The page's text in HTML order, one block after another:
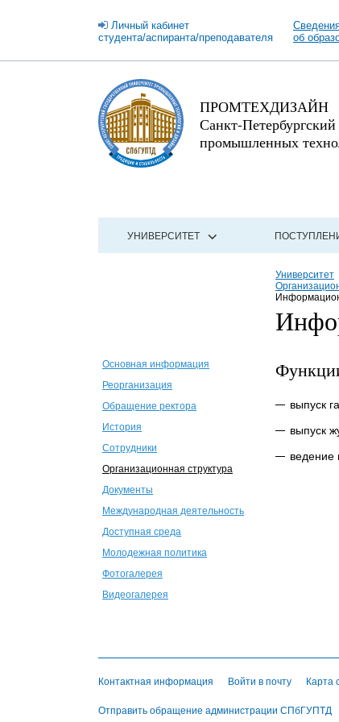
Личный кабинет
студента/аспиранта/преподавателя
об
ПРОМТЕХДИЗАЙН
Санкт-
промышленных
УНИВЕРСИТЕТ
Университет
Основная информация
Реорганизация
Обращение ректора
История
Сотрудники
Организационная структура
Документы
Международная деятельность
Доступная среда
Молодежная политика
Фотогалерея
Видеогалерея
выпуск
выпуск
Контактная информация Войти в почту Карта
Отправить обращение администрации СПбГУПТД